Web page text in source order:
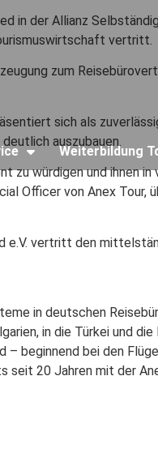
Weiterbildung
in der Allianz
vertritt.
zum
sich als
auszubauen.
zu würdigen und ihnen
Officer von Anex Tour,
vertritt den
in deutschen
in die Türkei und
bei den
20 Jahren mit der